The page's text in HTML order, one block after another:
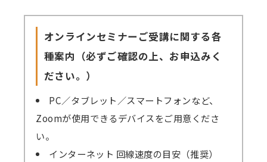
オンラインセミナーご受講に関する各
種案内（必ずご確認の上、お申込みく
ださい。）
PC／タブレット／スマートフォンなど、
Zoomが使用できるデバイスをご用意くださ
い。
インターネット 回線速度の目安（推奨）